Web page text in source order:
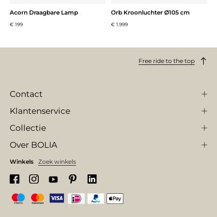
Acorn Draagbare Lamp
€ 199
Orb Kroonluchter Ø105 cm
€ 1.999
Free ride to the top
Contact
Klantenservice
Collectie
Over BOLIA
Winkels Zoek winkels